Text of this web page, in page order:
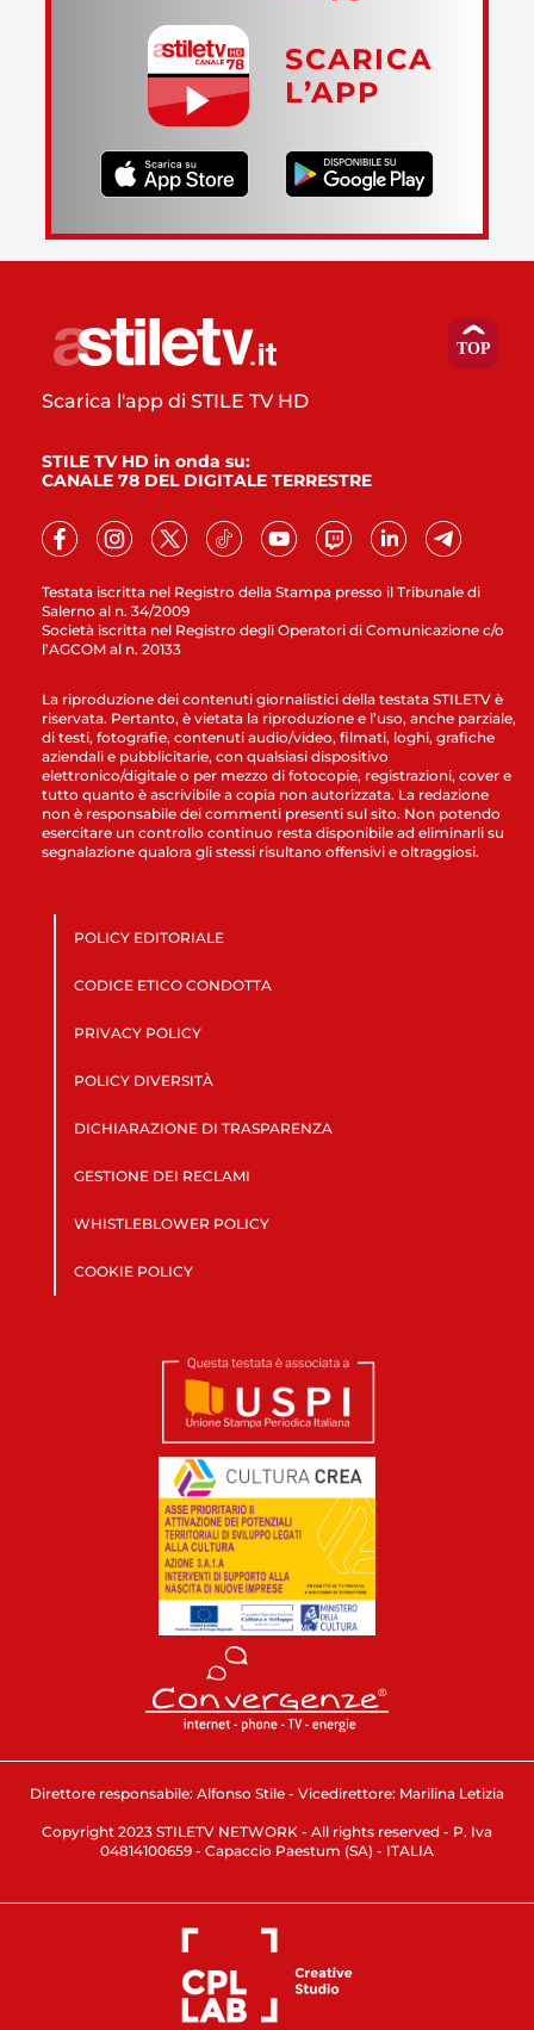
SCARICA
L’APP
Testata iscritta nel Registro della Stampa presso il Tribunale di
Salerno al n. 34/2009
Società iscritta nel Registro degli Operatori di Comunicazione c/o
l’AGCOM al n. 20133
Scarica l'app di STILE TV HD
STILE TV HD in onda su:
CANALE 78 DEL DIGITALE TERRESTRE
La riproduzione dei contenuti giornalistici della testata STILETV è
riservata. Pertanto, è vietata la riproduzione e l’uso, anche parziale,
di testi, fotografie, contenuti audio/video, filmati, loghi, grafiche
aziendali e pubblicitarie, con qualsiasi dispositivo
elettronico/digitale o per mezzo di fotocopie, registrazioni, cover e
tutto quanto è ascrivibile a copia non autorizzata. La redazione
non è responsabile dei commenti presenti sul sito. Non potendo
esercitare un controllo continuo resta disponibile ad eliminarli su
segnalazione qualora gli stessi risultano offensivi e oltraggiosi.
POLICY EDITORIALE
CODICE ETICO CONDOTTA
PRIVACY POLICY
POLICY DIVERSITÀ
DICHIARAZIONE DI TRASPARENZA
GESTIONE DEI RECLAMI
WHISTLEBLOWER POLICY
COOKIE POLICY
Direttore responsabile: Alfonso Stile - Vicedirettore: Marilina Letizia
Copyright 2023 STILETV NETWORK - All rights reserved - P. Iva
04814100659 - Capaccio Paestum (SA) - ITALIA